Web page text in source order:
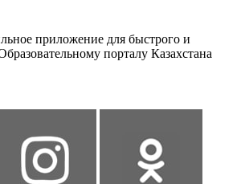
приложение для быстрого и
порталу Казахстана